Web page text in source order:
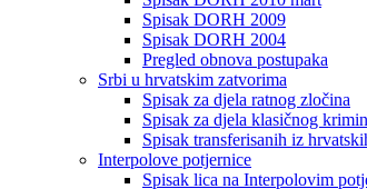
Spisak DORH 2009
Spisak DORH 2004
Pregled obnova postupaka
Srbi u hrvatskim zatvorima
Spisak za djela ratnog zločina
Spisak za djela klasičnog
Spisak transferisanih iz
Interpolove potjernice
Spisak lica na Interpolovim